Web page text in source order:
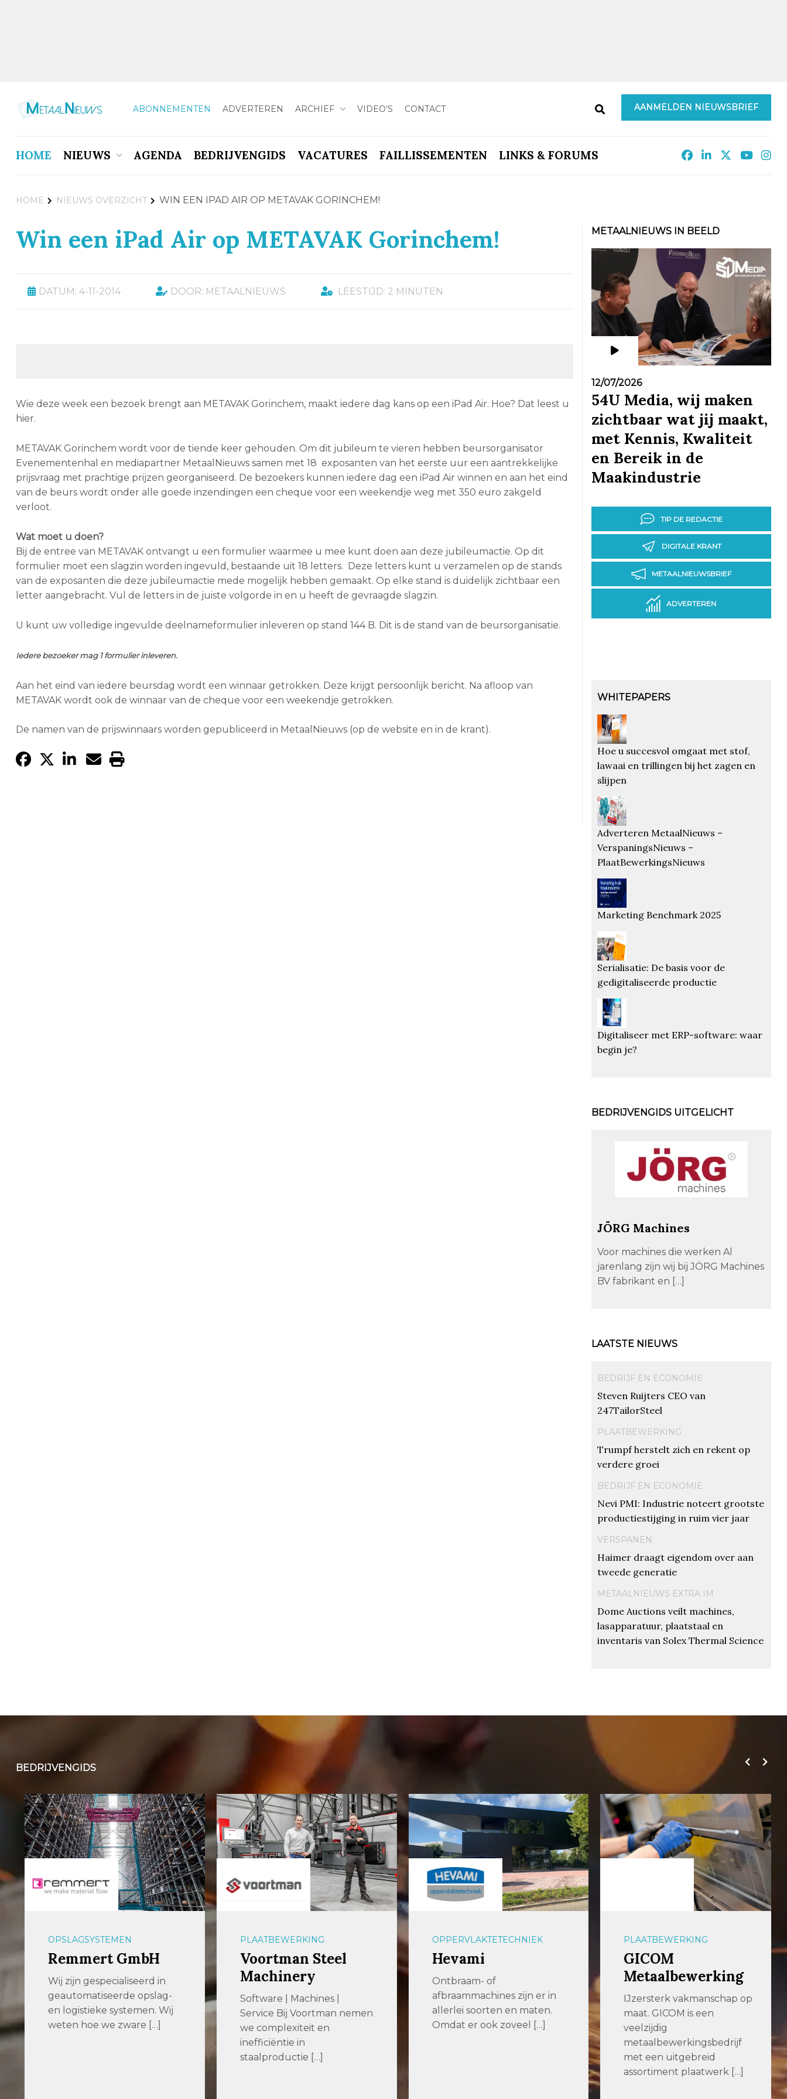
ABONNEMENTEN ADVERTEREN ARCHIEF VIDEO’S CONTACT AANMELDEN NIEUWSBRIEF
HOME NIEUWS AGENDA BEDRIJVENGIDS VACATURES FAILLISSEMENTEN LINKS & FORUMS
HOME NIEUWS OVERZICHT WIN EEN IPAD AIR OP METAVAK GORINCHEM!
Win een iPad Air op METAVAK Gorinchem!
DATUM: 4-11-2014 DOOR: METAALNIEUWS LEESTIJD: 2 MINUTEN
Wie deze week een bezoek brengt aan METAVAK Gorinchem, maakt iedere dag kans op een iPad Air. Hoe? Dat leest u
hier.
METAVAK Gorinchem wordt voor de tiende keer gehouden. Om dit jubileum te vieren hebben beursorganisator
Evenementenhal en mediapartner MetaalNieuws samen met 18 exposanten van het eerste uur een aantrekkelijke
prijsvraag met prachtige prijzen georganiseerd. De bezoekers kunnen iedere dag een iPad Air winnen en aan het eind
van de beurs wordt onder alle goede inzendingen een cheque voor een weekendje weg met 350 euro zakgeld
verloot.
Wat moet u doen?
Bij de entree van METAVAK ontvangt u een formulier waarmee u mee kunt doen aan deze jubileumactie. Op dit
formulier moet een slagzin worden ingevuld, bestaande uit 18 letters. Deze letters kunt u verzamelen op de stands
van de exposanten die deze jubileumactie mede mogelijk hebben gemaakt. Op elke stand is duidelijk zichtbaar een
letter aangebracht. Vul de letters in de juiste volgorde in en u heeft de gevraagde slagzin.
U kunt uw volledige ingevulde deelnameformulier inleveren op stand 144 B. Dit is de stand van de beursorganisatie.
Iedere bezoeker mag 1 formulier inleveren.
Aan het eind van iedere beursdag wordt een winnaar getrokken. Deze krijgt persoonlijk bericht. Na afloop van
METAVAK wordt ook de winnaar van de cheque voor een weekendje getrokken.
De namen van de prijswinnaars worden gepubliceerd in MetaalNieuws (op de website en in de krant).
METAALNIEUWS IN BEELD
12/07/2026
54U Media, wij maken
zichtbaar wat jij maakt,
met Kennis, Kwaliteit
en Bereik in de
Maakindustrie
TIP DE REDACTIE
DIGITALE KRANT
METAALNIEUWSBRIEF
ADVERTEREN
WHITEPAPERS
Hoe u succesvol omgaat met stof,
lawaai en trillingen bij het zagen en
slijpen
Adverteren MetaalNieuws –
VerspaningsNieuws –
PlaatBewerkingsNieuws
Marketing Benchmark 2025
Serialisatie: De basis voor de
gedigitaliseerde productie
Digitaliseer met ERP-software: waar
begin je?
BEDRIJVENGIDS UITGELICHT
JÖRG Machines
Voor machines die werken Al
jarenlang zijn wij bij JÖRG Machines
BV fabrikant en […]
LAATSTE NIEUWS
BEDRIJF EN ECONOMIE
Steven Ruijters CEO van
247TailorSteel
PLAATBEWERKING
Trumpf herstelt zich en rekent op
verdere groei
BEDRIJF EN ECONOMIE
Nevi PMI: Industrie noteert grootste
productiestijging in ruim vier jaar
VERSPANEN
Haimer draagt eigendom over aan
tweede generatie
METAALNIEUWS EXTRA IM
Dome Auctions veilt machines,
lasapparatuur, plaatstaal en
inventaris van Solex Thermal Science
BEDRIJVENGIDS
OPSLAGSYSTEMEN
Remmert GmbH
Wij zijn gespecialiseerd in
geautomatiseerde opslag-
en logistieke systemen. Wij
weten hoe we zware […]
PLAATBEWERKING
Voortman Steel
Machinery
Software | Machines |
Service Bij Voortman nemen
we complexiteit en
inefficiëntie in
staalproductie […]
OPPERVLAKTETECHNIEK
Hevami
Ontbraam- of
afbraammachines zijn er in
allerlei soorten en maten.
Omdat er ook zoveel […]
PLAATBEWERKING
GICOM
Metaalbewerking
IJzersterk vakmanschap op
maat. GICOM is een
veelzijdig
metaalbewerkingsbedrijf
met een uitgebreid
assortiment plaatwerk […]